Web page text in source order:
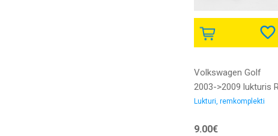
Volkswagen Golf
2003->2009 lukturis
remkomplekts
Lukturi, remkomplekti
9.00€